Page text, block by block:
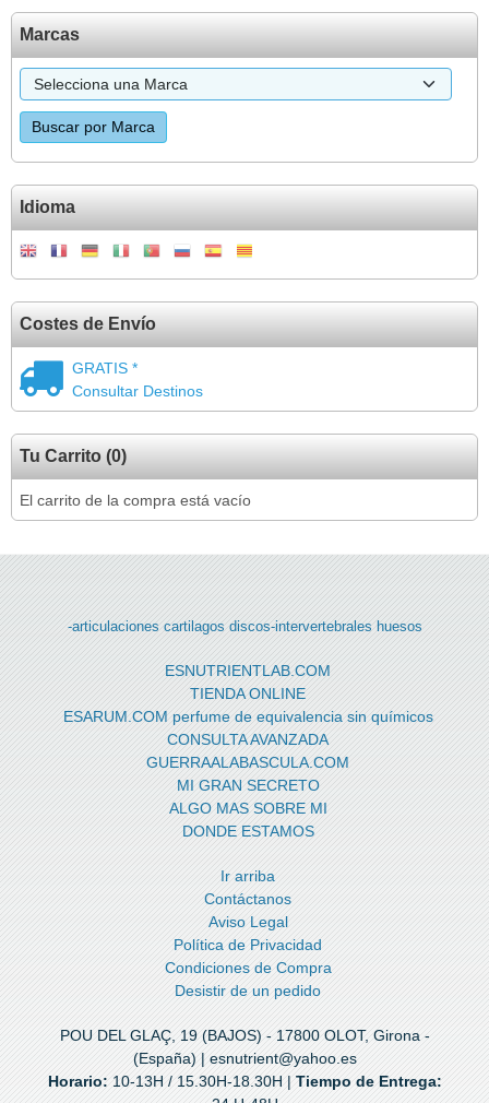
Marcas
Idioma
Costes de Envío
GRATIS *
Consultar Destinos
Tu Carrito (0)
El carrito de la compra está vacío
-articulaciones cartilagos discos-intervertebrales huesos
ESNUTRIENTLAB.COM
TIENDA ONLINE
ESARUM.COM perfume de equivalencia sin químicos
CONSULTA AVANZADA
GUERRAALABASCULA.COM
MI GRAN SECRETO
ALGO MAS SOBRE MI
DONDE ESTAMOS
Ir arriba
Contáctanos
Aviso Legal
Política de Privacidad
Condiciones de Compra
Desistir de un pedido
POU DEL GLAÇ, 19 (BAJOS) - 17800 OLOT, Girona -
(España) | esnutrient@yahoo.es
Horario: 10-13H / 15.30H-18.30H | Tiempo de Entrega: